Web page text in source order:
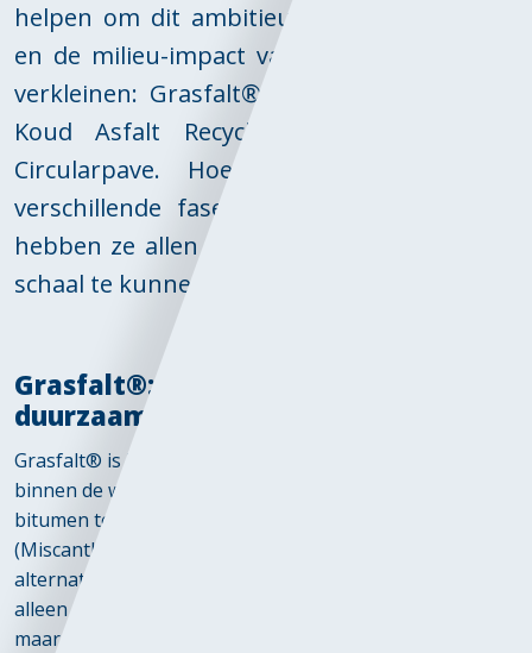
helpen om dit ambitieuze doel te bereiken
en de milieu-impact van de wegenbouw te
verkleinen: Grasfalt®, Styrelf Long Life, de
Koud Asfalt Recycling Trein (KART) en
Circularpave. Hoewel de innovaties in
verschillende fasen van ontwikkeling zijn,
hebben ze allen de potentie om op grotere
schaal te kunnen worden toegepast.
Grasfalt®: van Olifantsgras tot
duurzaam wegdek
Grasfalt® is het eerste voorbeeld van groene innovatie
binnen de wegenbouw. Door 50% van het traditionele
bitumen te vervangen door lignine uit Olifantsgras
(Miscanthus Giganteus), biedt Grasfalt® een duurzaam
alternatief voor traditioneel asfalt. Het vermindert niet
alleen de afhankelijkheid van fossiele brandstoffen
maar draagt ook actief bij aan CO2-reductie. Met een